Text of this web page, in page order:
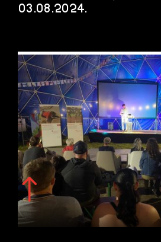
03.08.2024.
!